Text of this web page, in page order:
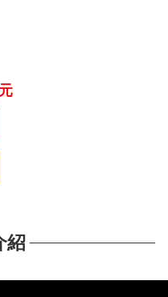
紹